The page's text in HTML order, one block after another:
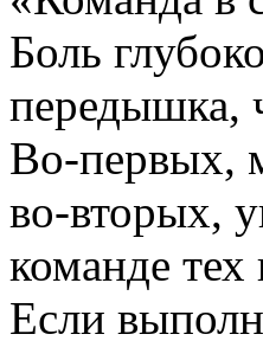
Боль
передышка,
Во-первых,
во-вторых,
команде тех
Если